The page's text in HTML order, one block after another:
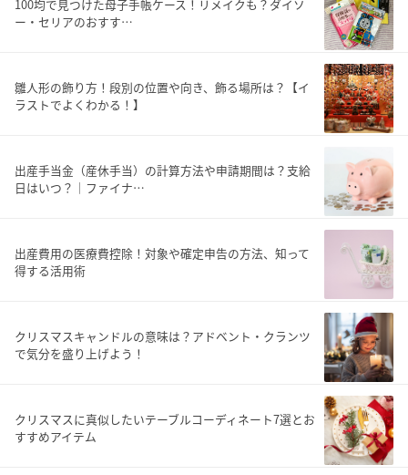
100均で見つけた母子手帳ケース！リメイクも？ダイソ
ー・セリアのおすす…
雛人形の飾り方！段別の位置や向き、飾る場所は？【イ
ラストでよくわかる！】
出産手当金（産休手当）の計算方法や申請期間は？支給
日はいつ？｜ファイナ…
出産費用の医療費控除！対象や確定申告の方法、知って
得する活用術
クリスマスキャンドルの意味は？アドベント・クランツ
で気分を盛り上げよう！
クリスマスに真似したいテーブルコーディネート7選とお
すすめアイテム